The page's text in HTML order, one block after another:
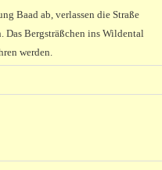
Baad ab, verlassen die Straße
Bergsträßchen ins Wildental
werden.